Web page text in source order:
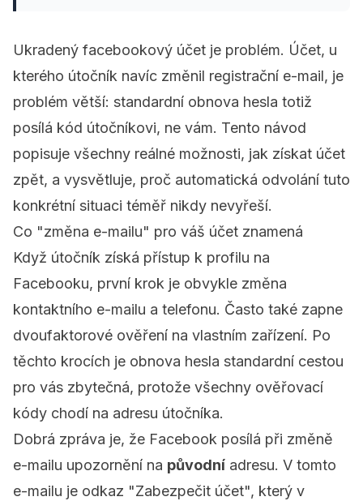
Ukradený facebookový účet je problém. Účet, u
kterého útočník navíc změnil registrační e-mail, je
problém větší: standardní obnova hesla totiž
posílá kód útočníkovi, ne vám. Tento návod
popisuje všechny reálné možnosti, jak získat účet
zpět, a vysvětluje, proč automatická odvolání tuto
konkrétní situaci téměř nikdy nevyřeší.
Co "změna e-mailu" pro váš účet znamená
Když útočník získá přístup k profilu na
Facebooku, první krok je obvykle změna
kontaktního e-mailu a telefonu. Často také zapne
dvoufaktorové ověření na vlastním zařízení. Po
těchto krocích je obnova hesla standardní cestou
pro vás zbytečná, protože všechny ověřovací
kódy chodí na adresu útočníka.
Dobrá zpráva je, že Facebook posílá při změně
e-mailu upozornění na původní adresu. V tomto
e-mailu je odkaz "Zabezpečit účet", který v